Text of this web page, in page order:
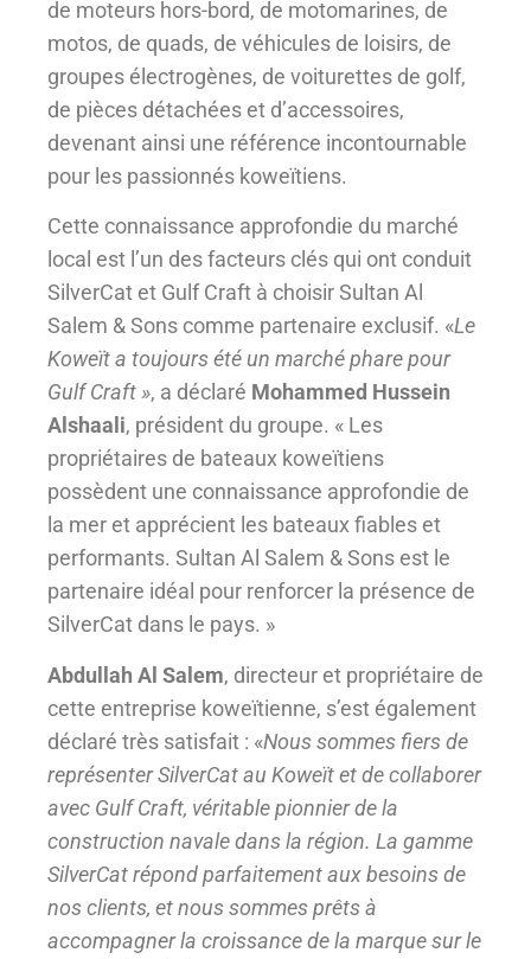
de moteurs hors-bord, de motomarines, de
motos, de quads, de véhicules de loisirs, de
groupes électrogènes, de voiturettes de golf,
de pièces détachées et d’accessoires,
devenant ainsi une référence incontournable
pour les passionnés koweïtiens.
Cette connaissance approfondie du marché
local est l’un des facteurs clés qui ont conduit
SilverCat et Gulf Craft à choisir Sultan Al
Salem & Sons comme partenaire exclusif. «Le
Koweït a toujours été un marché phare pour
Gulf Craft », a déclaré Mohammed Hussein
Alshaali, président du groupe. « Les
propriétaires de bateaux koweïtiens
possèdent une connaissance approfondie de
la mer et apprécient les bateaux fiables et
performants. Sultan Al Salem & Sons est le
partenaire idéal pour renforcer la présence de
SilverCat dans le pays. »
Abdullah Al Salem, directeur et propriétaire de
cette entreprise koweïtienne, s’est également
déclaré très satisfait : «Nous sommes fiers de
représenter SilverCat au Koweït et de collaborer
avec Gulf Craft, véritable pionnier de la
construction navale dans la région. La gamme
SilverCat répond parfaitement aux besoins de
nos clients, et nous sommes prêts à
accompagner la croissance de la marque sur le